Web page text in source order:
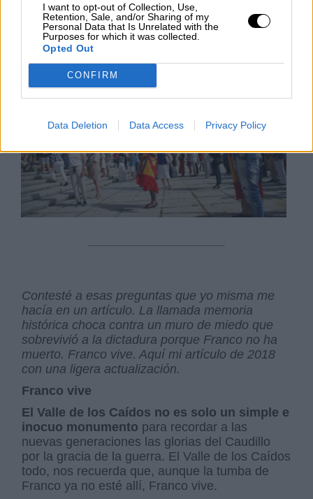
I want to opt-out of Collection, Use,
Retention, Sale, and/or Sharing of my
Personal Data that Is Unrelated with the
Purposes for which it was collected.
Opted Out
CONFIRM
Data Deletion Data Access Privacy Policy
AUTOR MARÍA MIR-ROCAFORT
Mas artículos del mismo autor/a
MIÉRCOLES, 05 FEBRERO 2020
Contesté a esas preguntas que yo misma me
hacía en un artículo. La llamada memoria
histórica choca contra un muro de miedo que
sobrevivió a la dictadura porque Franco no ha
muerto. Franco vive. Aquí mi artículo de 2018
con una ligera actualización.
Franco vive
El Valle de los Caídos no es solo un simple e
inocuo monumento para recordar a las
nuevas generaciones las glorias del Caudillo
por la gracia de la guerra. El Valle de los Caídos
todo, nos recuerda que, aunque la tumba de
Franco ya no esté allí, Franco vive.